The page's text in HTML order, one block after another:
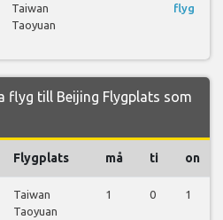
Taiwan
Taoyuan
flyg
flyg till Beijing Flygplats som
Flygplats må ti on
Taiwan
Taoyuan
1 0 1